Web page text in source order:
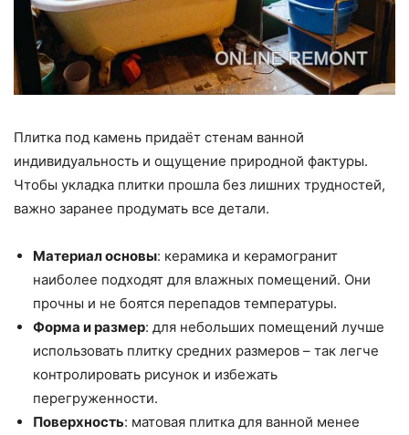
Плитка под камень придаёт стенам ванной
индивидуальность и ощущение природной фактуры.
Чтобы укладка плитки прошла без лишних трудностей,
важно заранее продумать все детали.
Материал основы: керамика и керамогранит
наиболее подходят для влажных помещений. Они
прочны и не боятся перепадов температуры.
Форма и размер: для небольших помещений лучше
использовать плитку средних размеров – так легче
контролировать рисунок и избежать
перегруженности.
Поверхность: матовая плитка для ванной менее